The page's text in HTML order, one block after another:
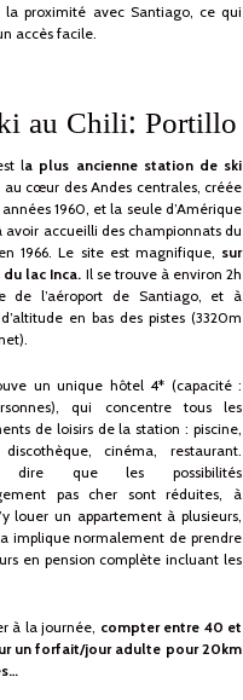
la proximité avec Santiago, ce qui
accès facile.
au Chili: Portillo
la plus ancienne station de ski
, au cœur des Andes centrales, créée
1960, et la seule d’Amérique
avoir accueilli des championnats du
1966. Le site est magnifique, sur
du lac Inca. Il se trouve à environ 2h
de l’aéroport de Santiago, et à
en bas des pistes (3320m
un unique hôtel 4* (capacité :
qui concentre tous les
de loisirs de la station : piscine,
cinéma, restaurant.
dire que les possibilités
pas cher sont réduites, à
louer un appartement à plusieurs,
implique normalement de prendre
en pension complète incluant les
à la journée, compter entre 40 et
un forfait/jour adulte pour 20km